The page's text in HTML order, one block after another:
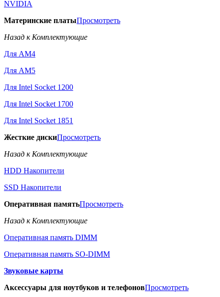
NVIDIA
Материнские платыПросмотреть
Назад к Комплектующие
Для AM4
Для AM5
Для Intel Socket 1200
Для Intel Socket 1700
Для Intel Socket 1851
Жесткие дискиПросмотреть
Назад к Комплектующие
HDD Накопители
SSD Накопители
Оперативная памятьПросмотреть
Назад к Комплектующие
Оперативная память DIMM
Оперативная память SO-DIMM
Звуковые карты
Аксессуары для ноутбуков и телефоновПросмотреть